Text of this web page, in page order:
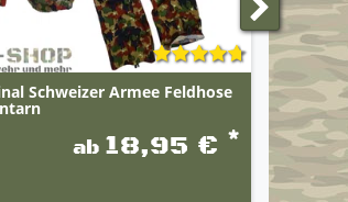
Schweizer Armee Feldhose
ab 18,95 € *